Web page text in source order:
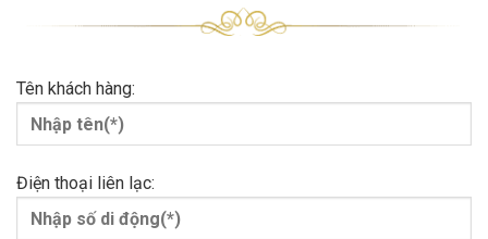
Tên khách hàng:
Điện thoại liên lạc: